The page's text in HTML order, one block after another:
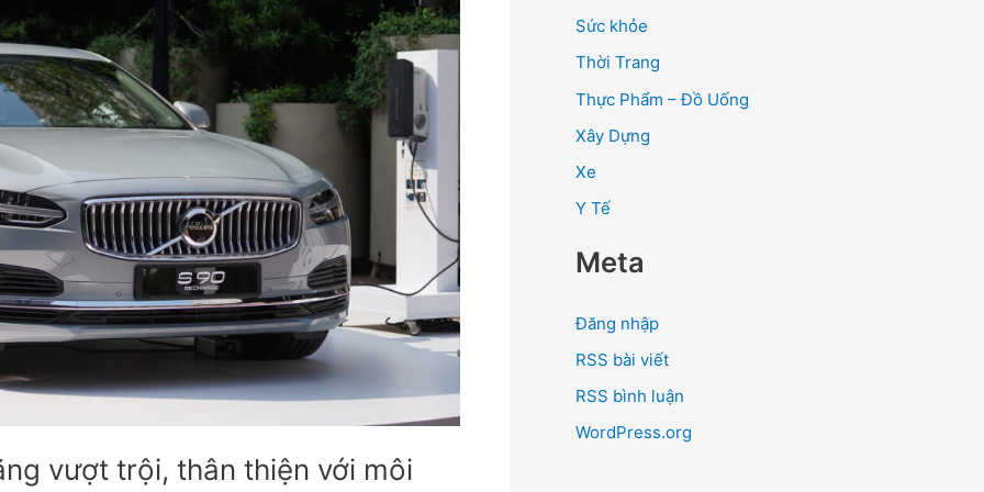
vượt trội, thân thiện với môi
Sức khỏe
Thời Trang
Thực Phẩm – Đồ Uống
Xây Dựng
Xe
Y Tế
Meta
Đăng nhập
RSS bài viết
RSS bình luận
WordPress.org